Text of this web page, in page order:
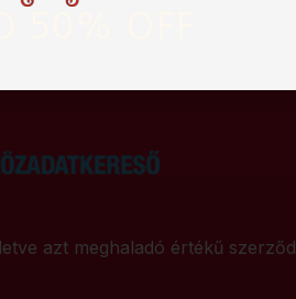
azt meghaladó értékű